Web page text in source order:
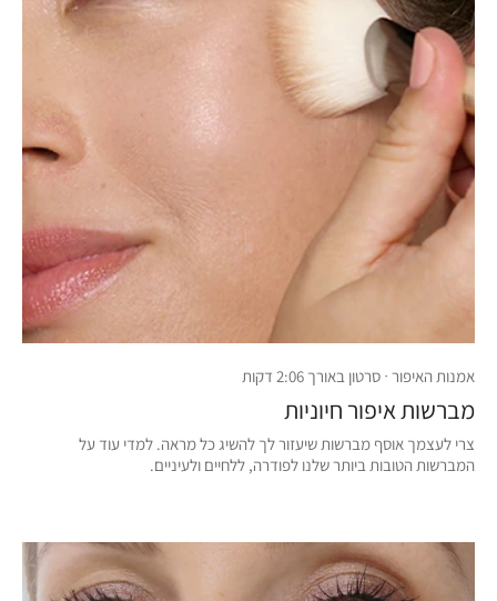
אמנות האיפור · סרטון באורך 2:06 דקות
מברשות איפור חיוניות
צרי לעצמך אוסף מברשות שיעזור לך להשיג כל מראה. למדי עוד על
המברשות הטובות ביותר שלנו לפודרה, ללחיים ולעיניים.